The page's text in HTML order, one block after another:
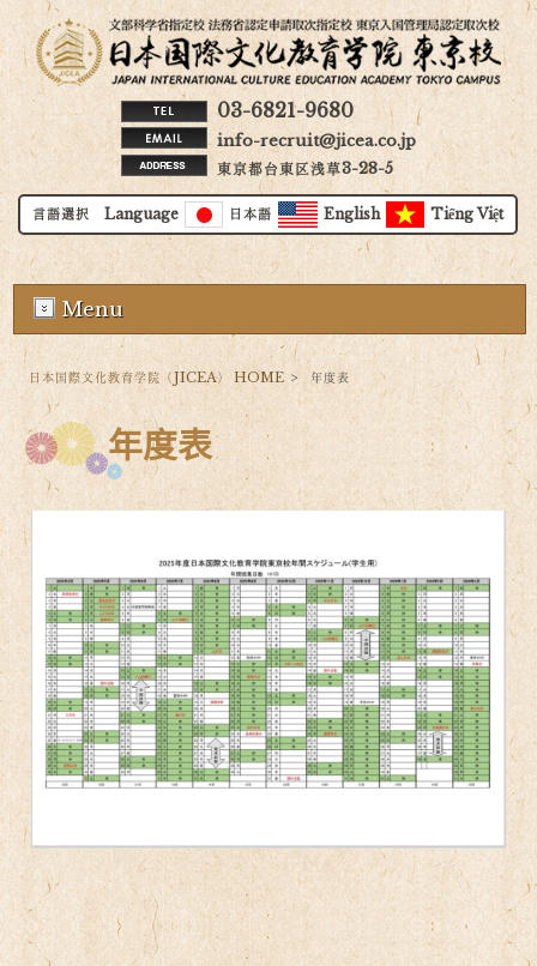
03-6821-9680
info-recruit@jicea.co.jp
東京都台東区浅草3-28-5
言語選択 Language 日本語 English Tiếng Việt
Menu
日本国際文化教育学院（JICEA） HOME > 年度表
年度表